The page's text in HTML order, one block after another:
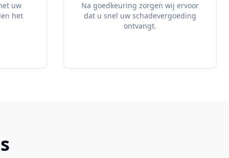
uw
het
Na goedkeuring zorgen wij ervoor
dat u snel uw schadevergoeding
ontvangt.